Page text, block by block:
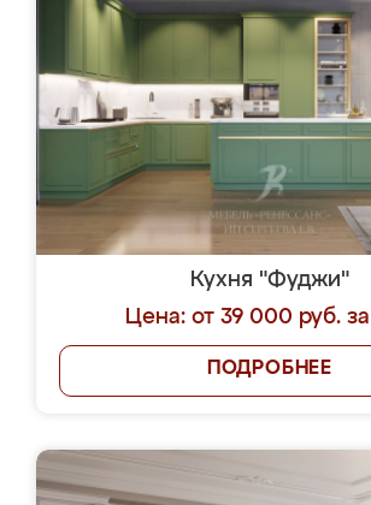
Кухня "Фуджи"
Цена: от 39 000 руб.
ПОДРОБНЕЕ